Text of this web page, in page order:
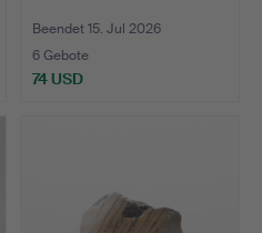
Beendet 15. Jul 2026
6 Gebote
74 USD